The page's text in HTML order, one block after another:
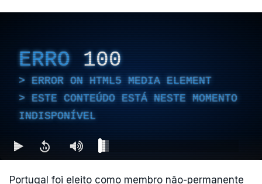
ERRO 100
ERROR ON HTML5 MEDIA ELEMENT
ESTE CONTEÚDO ESTÁ NESTE MOMENTO
INDISPONÍVEL
Portugal foi eleito como membro não-permanente